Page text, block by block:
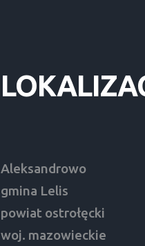
Aleksandrowo
gmina Lelis
powiat ostrołęcki
woj. mazowieckie